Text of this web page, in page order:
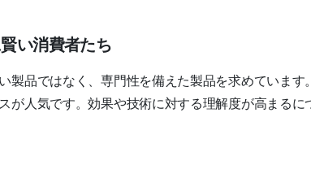
い消費者たち
製品ではなく、専門性を備えた製品を求めています
が人気です。効果や技術に対する理解度が高まる